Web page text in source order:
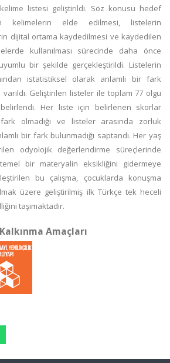
listesi geliştirildi. Söz konusu hedef
kelimelerin elde edilmesi, listelerin
dijital ortama kaydedilmesi ve kaydedilen
kullanılması sürecinde daha önce
bir şekilde gerçekleştirildi. Listelerin
istatistiksel olarak anlamlı bir fark
Geliştirilen listeler ile toplam 77 olgu
Her liste için belirlenen skorlar
olmadığı ve listeler arasında zorluk
bir fark bulunmadığı saptandı. Her yaş
odyolojik değerlendirme süreçlerinde
bir materyalin eksikliğini gidermeye
bu çalışma, çocuklarda konuşma
üzere geliştirilmiş ilk Türkçe tek heceli
taşımaktadır.
Amaçları